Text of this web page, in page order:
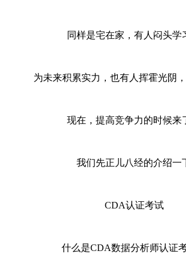
同样是宅在家， 有人闷头学
为未来积累实力， 也有人挥霍光阴
现在，提高竞争力的时候来
我们先正儿八经的介绍一
CDA认证考试
什么是CDA数据分析师认证